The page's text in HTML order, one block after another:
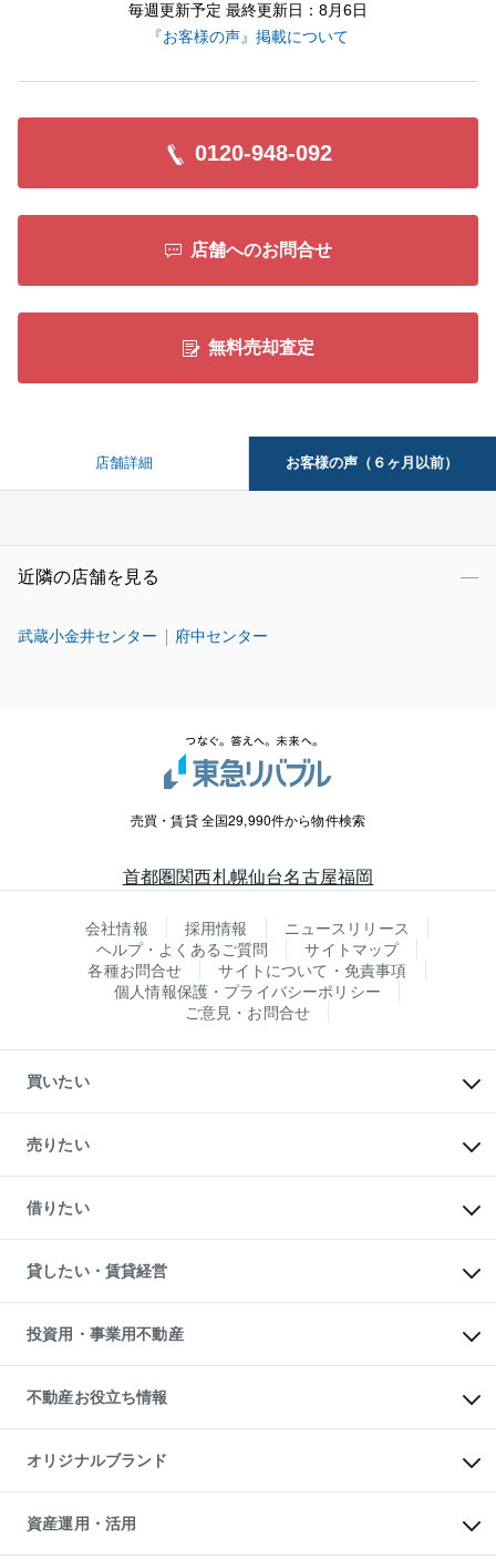
毎週更新予定 最終更新日：8月6日
『お客様の声』掲載について
0120-948-092
店舗へのお問合せ
無料売却査定
店舗詳細 お客様の声（６ヶ月以前）
近隣の店舗を見る
武蔵小金井センター 府中センター
売買・賃貸 全国29,990件から物件検索
首都圏関西札幌仙台名古屋福岡
会社情報 採用情報
ニュースリリース
ヘルプ・よくあるご質問
サイトマップ
各種お問合せ
サイトについて・免責事項
個人情報保護・プライバシーポリシー
ご意見・お問合せ
買いたい
新築・分譲マンションの購入
中古マンションの購入
一戸建ての購入
中古一戸建ての購入
不動産購入の流れ
注目キーワード物件特集
購入ガイド
English 繁体中文簡体中文
売りたい
一戸建ての売却・査定
土地の売却・査定
スピードAI査定
不動産査定について
不動産売却の流れ
不動産買換えの流れ
売却ガイド
借りたい
オフィス・店舗の賃貸
借りるときの流れ
借りるガイド
貸したい・賃貸経営
マンション賃料データ
賃貸管理プラン
リロケーションについて
貸すガイド
投資用・事業用不動産
事業用不動産
マンション投資
投資用マンション
アパート経営
収益物件
ビル購入（ビル一棟）
投資用不動産の売却査定
事業用不動産の売却査定
不動産お役立ち情報
マンションライブラリー
人気マンションランキング
暮らしに役立つ不動産メディア
不動産相場・不動産価格情報
オリジナルブランド
一棟リノベーションマンション
L`GENTE（ルジェンテ）
区分リノベーションマンション
資産運用・活用